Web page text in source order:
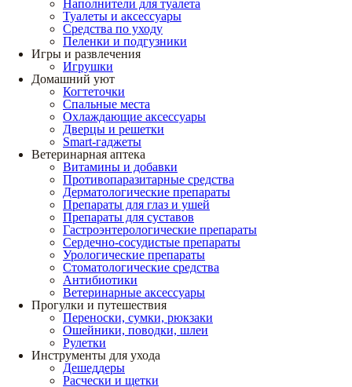
Наполнители для туалета
Туалеты и аксессуары
Средства по уходу
Пеленки и подгузники
Игры и развлечения
Игрушки
Домашний уют
Когтеточки
Спальные места
Охлаждающие аксессуары
Дверцы и решетки
Smart-гаджеты
Ветеринарная аптека
Витамины и добавки
Противопаразитарные средства
Дерматологические препараты
Препараты для глаз и ушей
Препараты для суставов
Гастроэнтерологические препараты
Сердечно-сосудистые препараты
Урологические препараты
Стоматологические средства
Антибиотики
Ветеринарные аксессуары
Прогулки и путешествия
Переноски, сумки, рюкзаки
Ошейники, поводки, шлеи
Рулетки
Инструменты для ухода
Дешеддеры
Расчески и щетки